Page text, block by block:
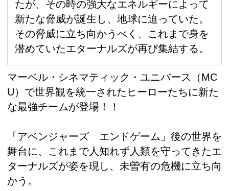
たが、その時の強大なエネルギーによって
新たな脅威が誕生し、地球に迫っていた。
その脅威に立ち向かうべく、これまで身を
潜めていたエターナルズが再び集結する。
マーベル・シネマティック・ユニバース（MC
U）で世界観を統一されたヒーローたちに新た
な最強チームが登場！！
「アベンジャーズ エンドゲーム」後の世界を
舞台に、これまで人知れず人類を守ってきたエ
ターナルズが姿を現し、未曽有の危機に立ち向
かう。